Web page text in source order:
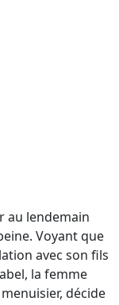
du film
au lendemain
Voyant que
avec son fils
la femme
décide